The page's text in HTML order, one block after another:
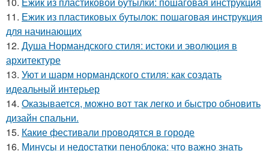
11. Ежик из пластиковых бутылок: пошаговая инструкция
для начинающих
12. Душа Нормандского стиля: истоки и эволюция в
архитектуре
13. Уют и шарм нормандского стиля: как создать
идеальный интерьер
14. Оказывается, можно вот так легко и быстро обновить
дизайн спальни.
15. Какие фестивали проводятся в городе
16. Минусы и недостатки пеноблока: что важно знать